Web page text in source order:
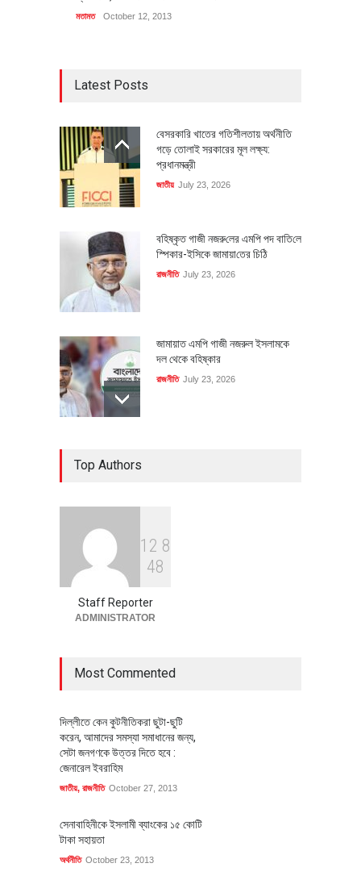
মতামত October 12, 2013
Latest Posts
বেসরকারি খাতের গতিশীলতায় অর্থনীতি
গড়ে তোলাই সরকারের মূল লক্ষ্য:
প্রধানমন্ত্রী
জাতীয় July 23, 2026
বহিষ্কৃত গাজী নজরু‌লের এম‌পি পদ বা‌তি‌লে
স্পিকার-ইসিকে জামায়া‌তের চি‌ঠি
রাজনীতি July 23, 2026
জামায়াত এমপি গাজী নজরুল ইসলামকে
দল থেকে বহিষ্কার
রাজনীতি July 23, 2026
বৈশ্বিক প্রতিযোগিতা সক্ষমতা বাড়াতে
পোশাক শিল্পে নতুন উদ্যোগ
Top Authors
1 2 8
48
Staff Reporter
ADMINISTRATOR
Most Commented
দিল্লীতে কেন কুটনীতিকরা ছুটা-ছুটি
করেন, আমাদের সমস্যা সমাধানের জন্য,
সেটা জনগণকে উত্তর দিতে হবে :
জেনারেল ইবরাহিম
জাতীয়, রাজনীতি October 27, 2013
সেনাবাহিনীকে ইসলামী ব্যাংকের ১৫ কোটি
টাকা সহায়তা
অর্থনীতি October 23, 2013